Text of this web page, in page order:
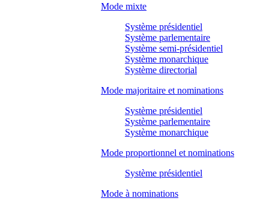
Mode mixte
Système présidentiel
Système parlementaire
Système semi-présidentiel
Système monarchique
Système directorial
Mode majoritaire et nominations
Système présidentiel
Système parlementaire
Système monarchique
Mode proportionnel et nominations
Système présidentiel
Mode à nominations